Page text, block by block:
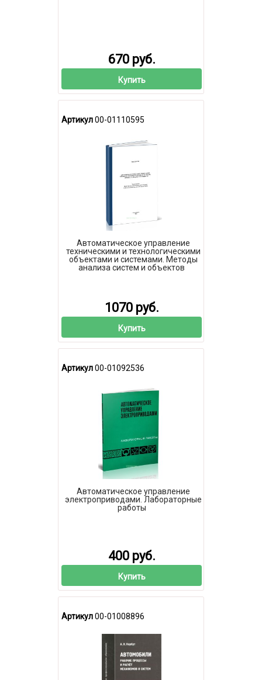
670 руб.
Купить
Артикул00-01110595
Автоматическое управление
техническими и технологическими
объектами и системами. Методы
анализа систем и объектов
1070 руб.
Купить
Артикул00-01092536
Автоматическое управление
электроприводами. Лабораторные
работы
400 руб.
Купить
Артикул00-01008896